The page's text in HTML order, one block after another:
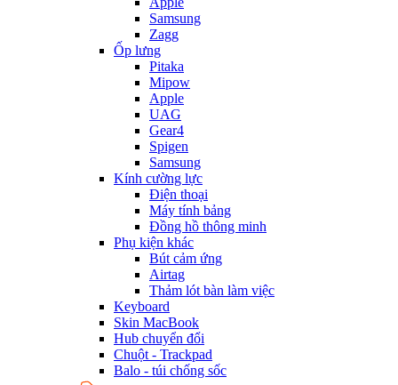
Samsung
Zagg
Ốp lưng
Pitaka
Mipow
Apple
UAG
Gear4
Spigen
Samsung
Kính cường lực
Điện thoại
Máy tính bảng
Đồng hồ thông minh
Phụ kiện khác
Bút cảm ứng
Airtag
Thảm lót bàn làm việc
Keyboard
Skin MacBook
Hub chuyển đổi
Chuột - Trackpad
Balo - túi chống sốc